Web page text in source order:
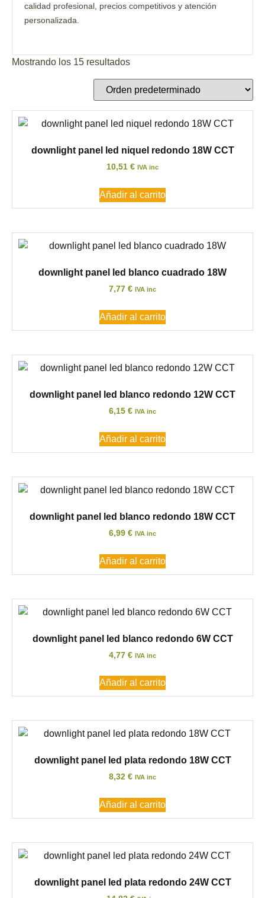
calidad profesional, precios competitivos y atención
personalizada.
Mostrando los 15 resultados
downlight panel led niquel redondo 18W CCT
10,51 € IVA inc
Añadir al carrito
downlight panel led blanco cuadrado 18W
7,77 € IVA inc
Añadir al carrito
downlight panel led blanco redondo 12W CCT
6,15 € IVA inc
Añadir al carrito
downlight panel led blanco redondo 18W CCT
6,99 € IVA inc
Añadir al carrito
downlight panel led blanco redondo 6W CCT
4,77 € IVA inc
Añadir al carrito
downlight panel led plata redondo 18W CCT
8,32 € IVA inc
Añadir al carrito
downlight panel led plata redondo 24W CCT